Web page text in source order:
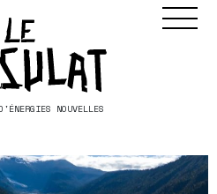
NOUVELLES